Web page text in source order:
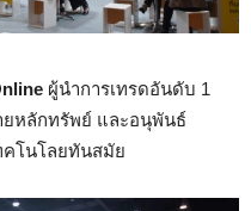
ผู้นำการเทรดอันดับ 1
หลักทรัพย์ และอนุพันธ์
คโนโลยทันสมัย